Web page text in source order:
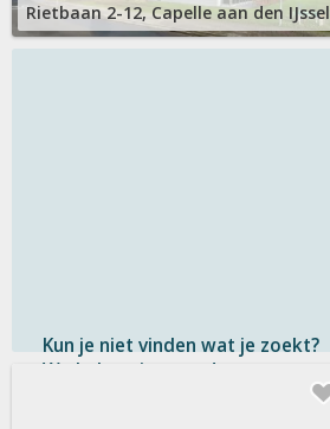
Rietbaan 2-12, Capelle aan den IJssel
Kun je niet vinden wat je zoekt?
We helpen je graag!